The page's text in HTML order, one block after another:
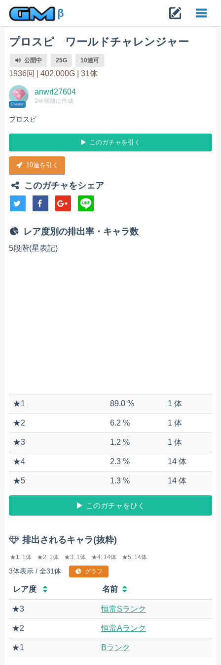
β
プロスピ ワールドチャレンジャー
公開中 25G 10連可
1936回 | 402,000G | 31体
Creator
anwrl27604
2年弱前に作成
プロスピ
このガチャを引く
10連を引く
このガチャをシェア
レア度別の排出率・キャラ数
5段階(星表記)
★1 89.0 % 1 体
★2 6.2 % 1 体
★3 1.2 % 1 体
★4 2.3 % 14 体
★5 1.3 % 14 体
このガチャをひく
排出されるキャラ(抜粋)
★1: 1体 ★2: 1体 ★3: 1体 ★4: 14体 ★5: 14体
3体表示 / 全31体 グラフ
レア度 名前
★3 恒常Sランク
★2 恒常Aランク
★1 Bランク